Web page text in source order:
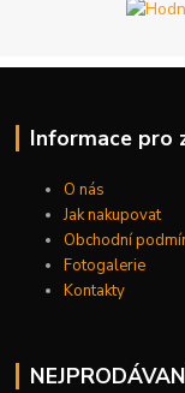
Informace pro
O nás
Jak nakupovat
Obchodní
Fotogalerie
Kontakty